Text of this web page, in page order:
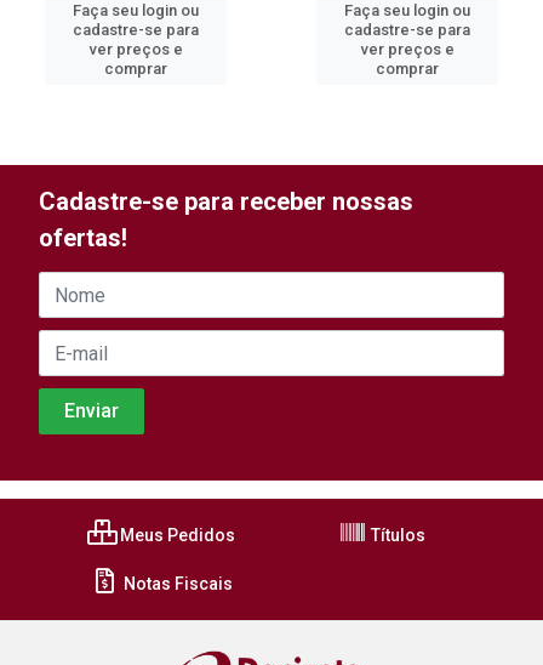
Faça seu login ou
cadastre-se para
ver preços e
comprar
Faça seu login ou
cadastre-se para
ver preços e
comprar
Cadastre-se para receber nossas
ofertas!
Meus Pedidos Títulos
Notas Fiscais